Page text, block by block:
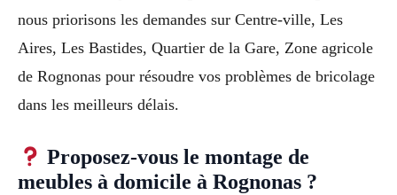
nous priorisons les demandes sur Centre-ville, Les
Aires, Les Bastides, Quartier de la Gare, Zone agricole
de Rognonas pour résoudre vos problèmes de bricolage
dans les meilleurs délais.
Proposez-vous le montage de
meubles à domicile à Rognonas ?